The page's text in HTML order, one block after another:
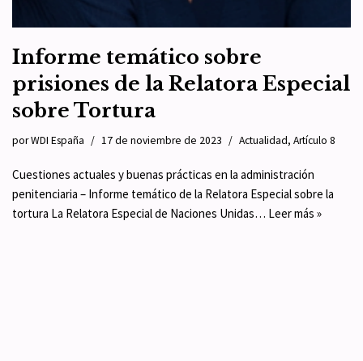
Informe temático sobre
prisiones de la Relatora Especial
sobre Tortura
porWDI España 17 de noviembre de 2023 Actualidad, Artículo 8
Cuestiones actuales y buenas prácticas en la administración
penitenciaria – Informe temático de la Relatora Especial sobre la
tortura La Relatora Especial de Naciones Unidas… Leer más »